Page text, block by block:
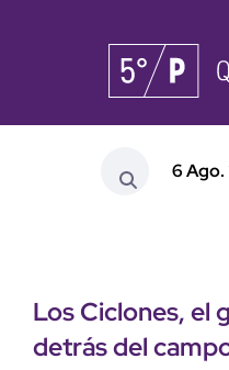
6 Ago.
Los Ciclones, el
detrás del